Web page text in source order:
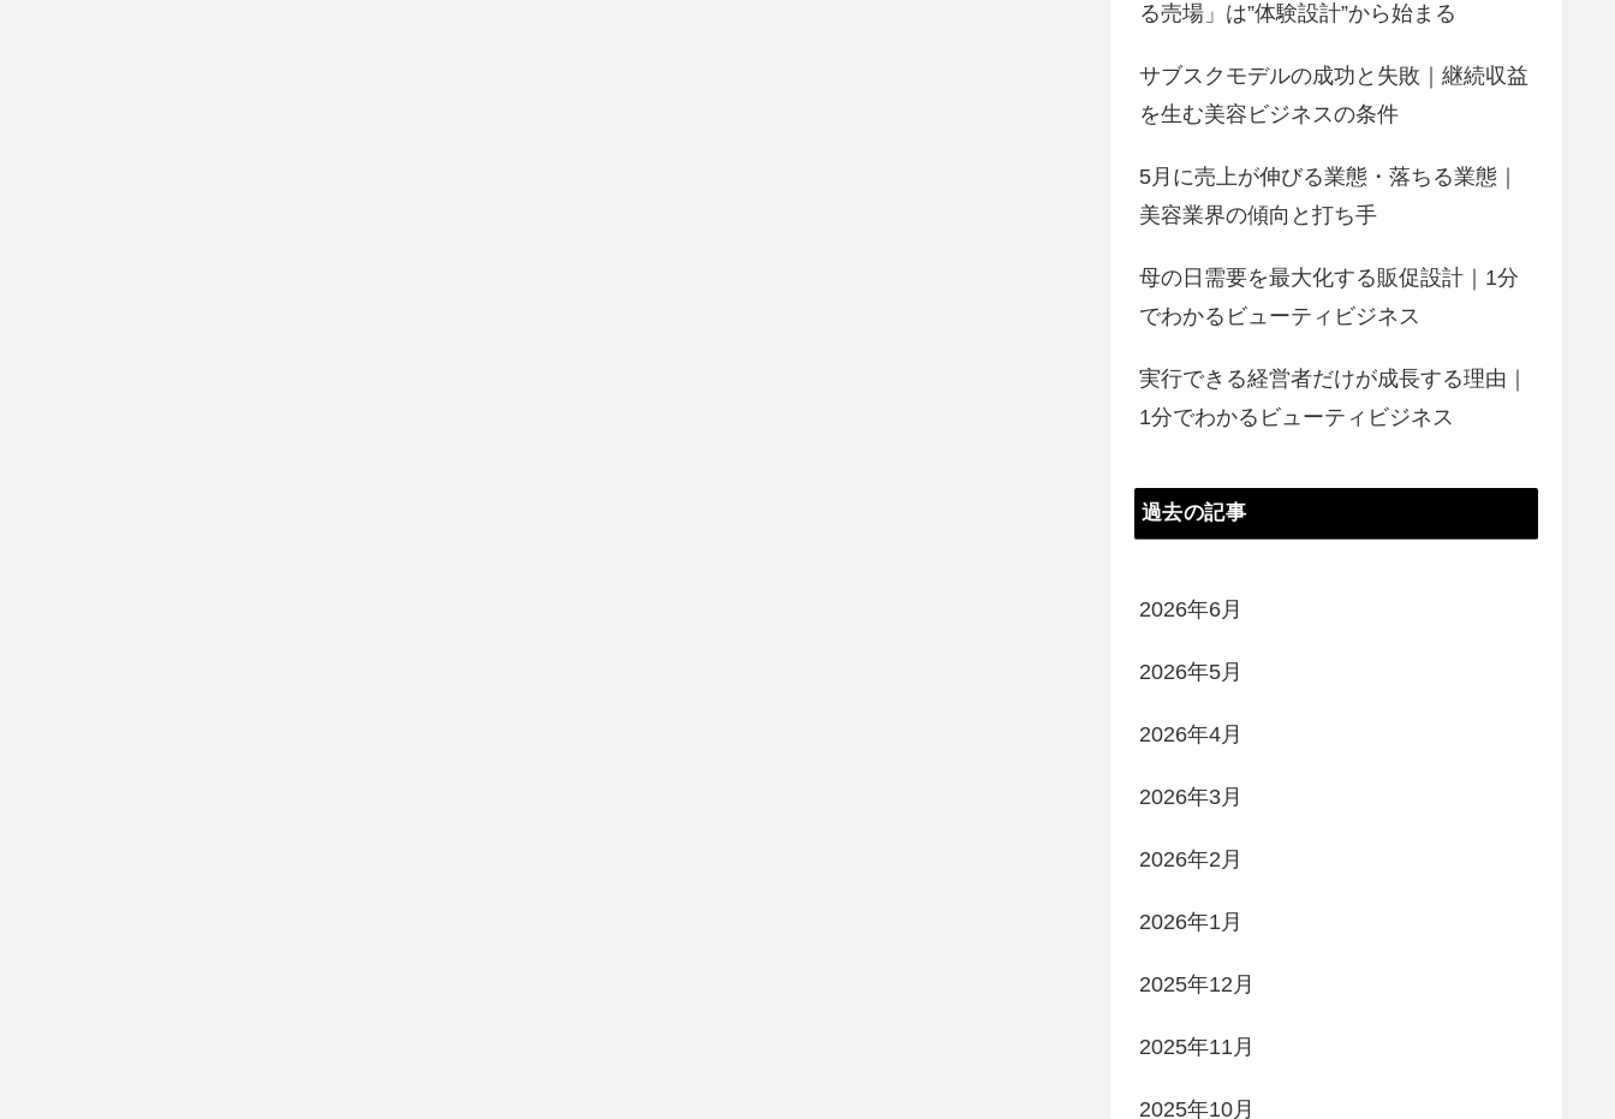
る売場」は”体験設計”から始まる
サブスクモデルの成功と失敗｜継続収益
を生む美容ビジネスの条件
5月に売上が伸びる業態・落ちる業態｜
美容業界の傾向と打ち手
母の日需要を最大化する販促設計｜1分
でわかるビューティビジネス
実行できる経営者だけが成長する理由｜
1分でわかるビューティビジネス
過去の記事
2026年6月
2026年5月
2026年4月
2026年3月
2026年2月
2026年1月
2025年12月
2025年11月
2025年10月